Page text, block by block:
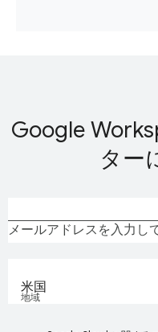
Google
ター
メールアドレスを入力し
地域
米国